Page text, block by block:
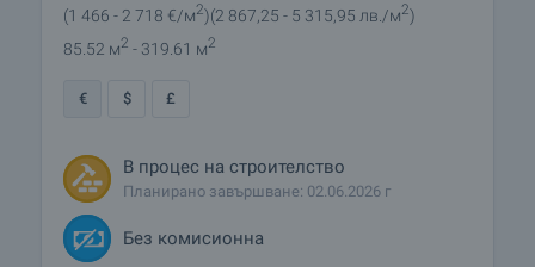
(1 466 - 2 718 €/м2)(2 867 ,25 - 5 315 ,95 лв./м2)
85.52 м2 - 319.61 м2
€ $ £
В процес на строителство
Планирано завършване: 02.06.2026 г
Без комисионна